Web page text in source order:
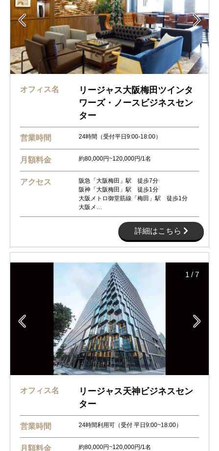
 
オフィス名
リージャス大阪梅田ツインタ
ワーズ・ノースビジネスセン
ター
営業時間 24時間（受付平日9:00-18:00）
月額料金 約80,000円~120,000円/1名
アクセス
阪急「大阪梅田」駅 徒歩7分
阪神「大阪梅田」駅 徒歩1分
大阪メトロ御堂筋線「梅田」駅 徒歩1分
大阪メ…
詳細はこちら
 
1 / 7
オフィス名
リージャス天神ビジネスセン
ター
営業時間 24時間利用可（受付 平日9:00~18:00）
月額料金 約80,000円~120,000円/1名